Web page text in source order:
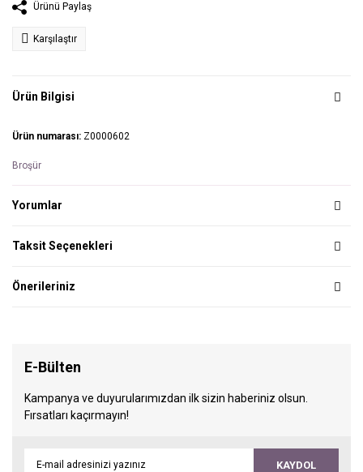
Ürünü Paylaş
Karşılaştır
Ürün Bilgisi
Ürün numarası: Z0000602
Broşür
Yorumlar
Taksit Seçenekleri
Önerileriniz
E-Bülten
Kampanya ve duyurularımızdan ilk sizin haberiniz olsun.
Fırsatları kaçırmayın!
KAYDOL